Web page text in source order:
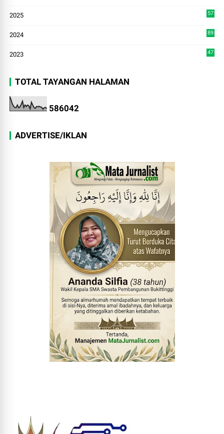
2025
57
2024
89
2023 47
TOTAL TAYANGAN HALAMAN
586042
ADVERTISE/IKLAN